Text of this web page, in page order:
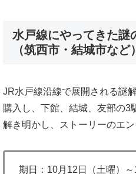
水戸線にやってきた謎
（筑西市・結城市など）
JR水戸線沿線で展開される謎
購入し、下館、結城、友部の3
解き明かし、ストーリーのエン
期日：10月12日（土曜）～